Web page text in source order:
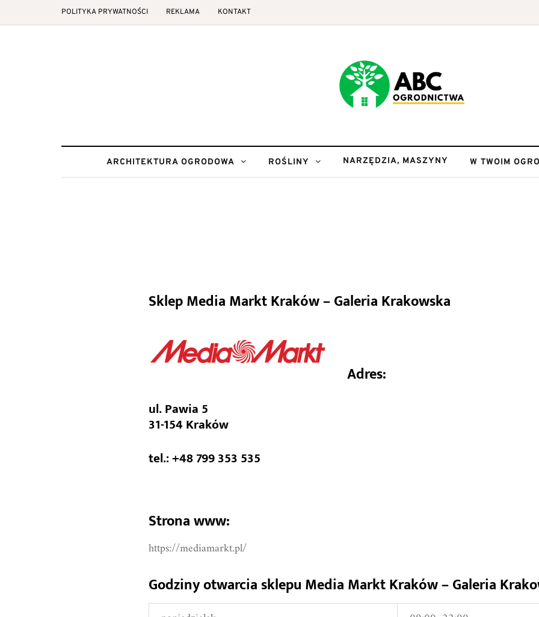
POLITYKA PRYWATNOŚCI REKLAMA KONTAKT
ARCHITEKTURA OGRODOWA ROŚLINY NARZĘDZIA, MASZYNY W TWOIM
Sklep Media Markt Kraków – Galeria Krakowska
Adres:
ul. Pawia 5
31-154 Kraków
tel.: +48 799 353 535
Strona www:
https://mediamarkt.pl/
Godziny otwarcia sklepu Media Markt Kraków – Galeria